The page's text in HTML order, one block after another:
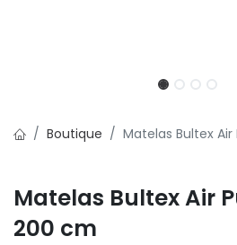
Boutique Matelas Bultex
Matelas Bultex Air
200 cm